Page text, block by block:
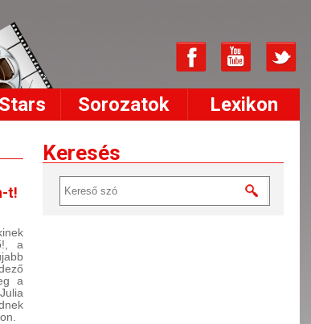
Sorozatok Lexikon
t!
a
a
Keresés